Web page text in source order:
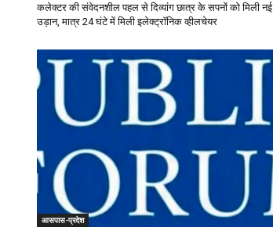
कलेक्टर की संवेदनशील पहल से दिव्यांग छात्र के सपनों को मिली नई
उड़ान, मात्र 24 घंटे में मिली इलेक्ट्रॉनिक व्हीलचेयर
आसपास-प्रदेश